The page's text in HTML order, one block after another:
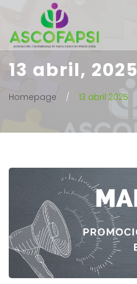
13 abril, 2025
Homepage 13 abril 2025